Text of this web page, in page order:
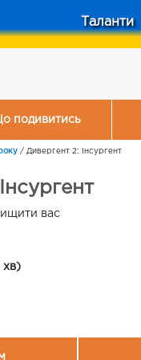
Таланти
подивитись
/ Дивергент 2: Інсургент
вас
хв)